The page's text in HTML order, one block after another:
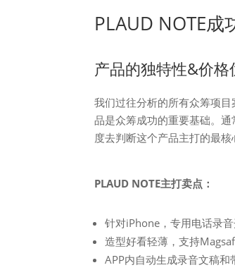
PLAUD NOTE成
产品的独特性&价格
我们过往分析的所有众筹项
品是众筹成功的重要基础。
度去判断这个产品主打的最核
PLAUD NOTE主打卖点：
针对iPhone，专用电话录
造型好看轻薄，支持
APP内自动生成录音文稿